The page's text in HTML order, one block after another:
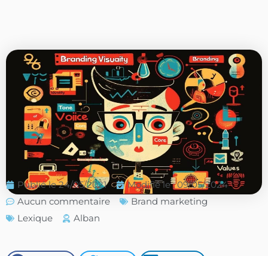
Publié le 24/05/2021
Modifié le : 09/05/2024
Aucun commentaire
Brand marketing
Lexique
Alban